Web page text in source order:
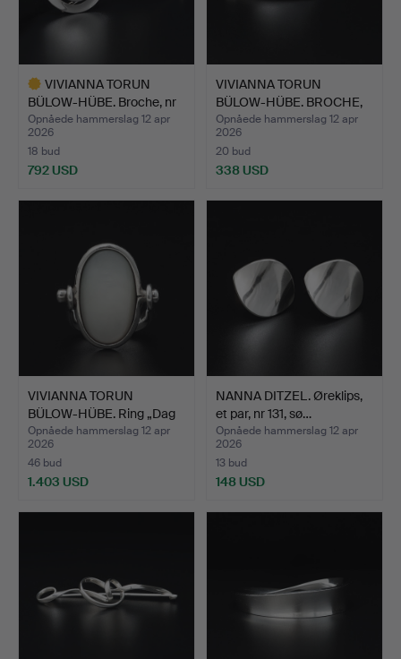
VIVIANNA TORUN
BÜLOW-HÜBE. Broche, nr
392,…
Opnåede hammerslag 12 apr
2026
18 bud
792 USD
VIVIANNA TORUN
BÜLOW-HÜBE. BROCHE,
nr 391,…
Opnåede hammerslag 12 apr
2026
20 bud
338 USD
VIVIANNA TORUN
BÜLOW-HÜBE. Ring „Dag
og Na…
Opnåede hammerslag 12 apr
2026
46 bud
1.403 USD
NANNA DITZEL. Øreklips,
et par, nr 131, sø…
Opnåede hammerslag 12 apr
2026
13 bud
148 USD